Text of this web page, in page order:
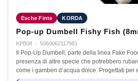
Esche Finte KORDA
Pop-up Dumbell Fishy Fish
KPB08 · 5060062117981
Il Pop-Up Dumbell, parte della linea Fake
presenza di altre specie che potrebbero
come i gamberi d’acqua dolce. Progettati per